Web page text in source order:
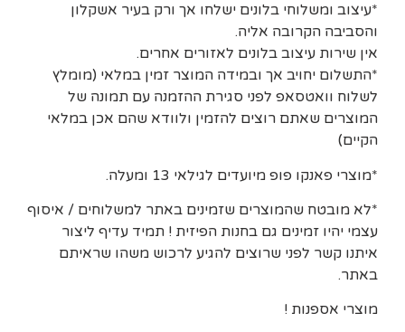
*עיצוב ומשלוחי בלונים ישלחו אך ורק בעיר אשקלון
והסביבה הקרובה אליה.
אין שירות עיצוב בלונים לאזורים אחרים.
*התשלום יחויב אך ובמידה המוצר זמין במלאי (מומלץ
לשלוח וואטסאפ לפני סגירת ההזמנה עם תמונה של
המוצרים שאתם רוצים להזמין ולוודא שהם אכן במלאי
הקיים)
*מוצרי פאנקו פופ מיועדים לגילאי 13 ומעלה.
*לא מובטח שהמוצרים שזמינים באתר למשלוחים / איסוף
עצמי יהיו זמינים גם בחנות הפיזית ! תמיד עדיף ליצור
איתנו קשר לפני שרוצים להגיע לרכוש משהו שראיתם
באתר.
מוצרי אספנות !